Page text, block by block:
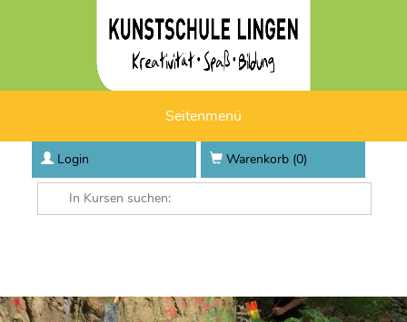
Seitenmenü
Login Warenkorb (0)